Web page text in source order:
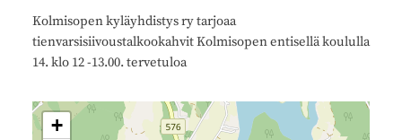
Kolmisopen kyläyhdistys ry tarjoaa
tienvarsisiivoustalkookahvit Kolmisopen entisellä koululla
14. klo 12 -13.00. tervetuloa
+